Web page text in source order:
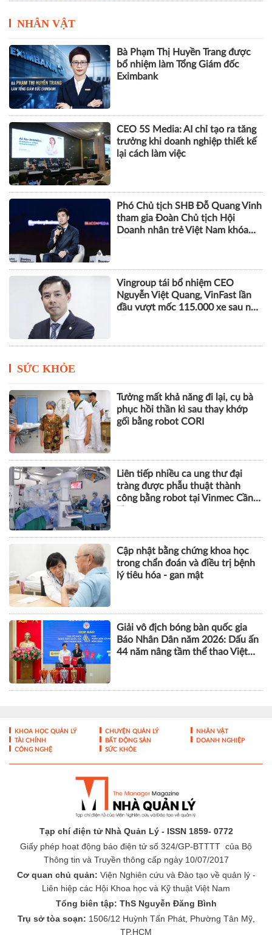
NHÂN VẬT
Bà Phạm Thị Huyền Trang được
bổ nhiệm làm Tổng Giám đốc
Eximbank
CEO 5S Media: AI chỉ tạo ra tăng
trưởng khi doanh nghiệp thiết kế
lại cách làm việc
Phó Chủ tịch SHB Đỗ Quang Vinh
tham gia Đoàn Chủ tịch Hội
Doanh nhân trẻ Việt Nam khóa
Vingroup tái bổ nhiệm CEO
Nguyễn Việt Quang, VinFast lần
đầu vượt mốc 115.000 xe sau nửa
SỨC KHỎE
Tưởng mất khả năng đi lại, cụ bà
phục hồi thần kì sau thay khớp
gối bằng robot CORI
Liên tiếp nhiều ca ung thư đại
tràng được phẫu thuật thành
công bằng robot tại Vinmec Cần
Cập nhật bằng chứng khoa học
trong chẩn đoán và điều trị bệnh
lý tiêu hóa - gan mật
Giải vô địch bóng bàn quốc gia
Báo Nhân Dân năm 2026: Dấu ấn
44 năm nâng tầm thể thao Việt
KHOA HỌC QUẢN LÝ CHUYỆN QUẢN LÝ
NHÂN VẬT
TÀI CHÍNH
BẤT ĐỘNG SẢN
DOANH NGHIỆP
CÔNG NGHỆ
SỨC KHỎE
Tạp chí điện tử Nhà Quản Lý - ISSN 1859- 0772
Giấy phép hoạt động báo điện tử số 324/GP-BTTTT của Bộ
Thông tin và Truyền thông cấp ngày 10/07/2017
Cơ quan chủ quản: Viện Nghiên cứu và Đào tạo về quản lý -
Liên hiệp các Hội Khoa học và Kỹ thuật Việt Nam
Tổng biên tập: ThS Nguyễn Đăng Bình
Trụ sở tòa soạn: 1506/12 Huỳnh Tấn Phát, Phường Tân Mỹ,
TP.HCM